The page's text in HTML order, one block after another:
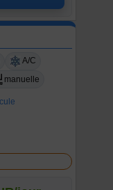
A/C
manuelle